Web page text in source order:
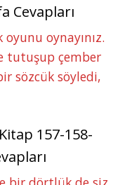
Cevapları
oynayınız.
tutuşup çember
sözcük söyledi,
157-158-